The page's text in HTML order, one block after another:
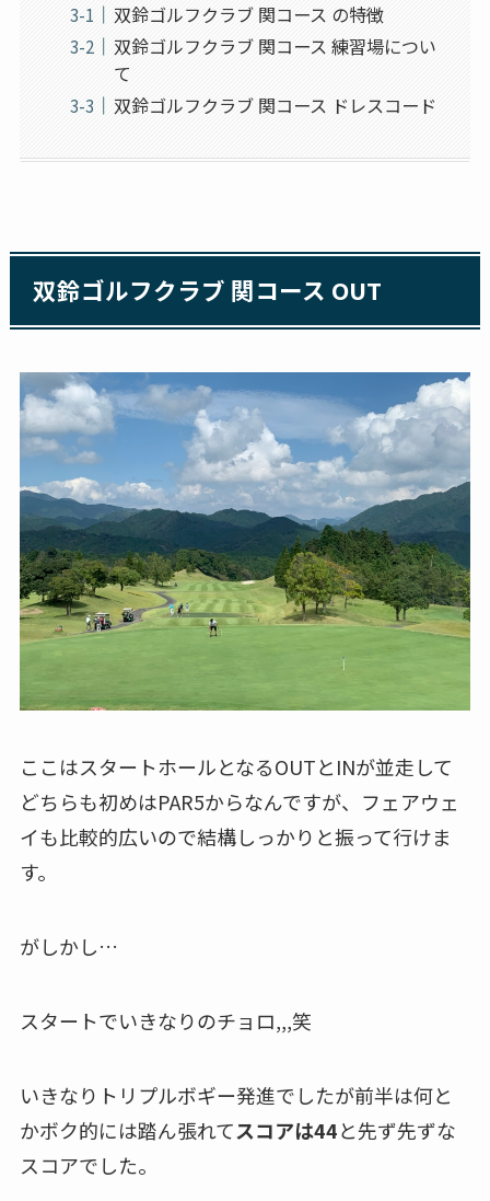
双鈴ゴルフクラブ 関コース の特徴
双鈴ゴルフクラブ 関コース 練習場につい
て
双鈴ゴルフクラブ 関コース ドレスコード
双鈴ゴルフクラブ 関コース OUT
ここはスタートホールとなるOUTとINが並走して
どちらも初めはPAR5からなんですが、フェアウェ
イも比較的広いので結構しっかりと振って行けま
す。
がしかし…
スタートでいきなりのチョロ,,,笑
いきなりトリプルボギー発進でしたが前半は何と
かボク的には踏ん張れてスコアは44と先ず先ずな
スコアでした。